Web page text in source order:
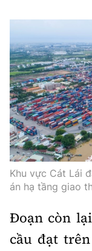
Khu vực Cát Lái
án hạ tầng giao
Đoạn còn
cầu đạt